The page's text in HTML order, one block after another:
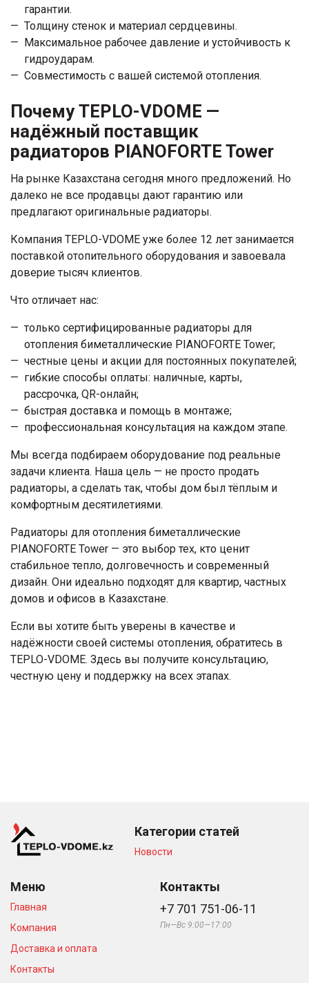
гарантии.
Толщину стенок и материал сердцевины.
Максимальное рабочее давление и устойчивость к
гидроударам.
Совместимость с вашей системой отопления.
Почему TEPLO-VDOME —
надёжный поставщик
радиаторов PIANOFORTE Tower
На рынке Казахстана сегодня много предложений. Но
далеко не все продавцы дают гарантию или
предлагают оригинальные радиаторы.
Компания TEPLO-VDOME уже более 12 лет занимается
поставкой отопительного оборудования и завоевала
доверие тысяч клиентов.
Что отличает нас:
только сертифицированные радиаторы для
отопления биметаллические PIANOFORTE Tower;
честные цены и акции для постоянных покупателей;
гибкие способы оплаты: наличные, карты,
рассрочка, QR-онлайн;
быстрая доставка и помощь в монтаже;
профессиональная консультация на каждом этапе.
Мы всегда подбираем оборудование под реальные
задачи клиента. Наша цель — не просто продать
радиаторы, а сделать так, чтобы дом был тёплым и
комфортным десятилетиями.
Радиаторы для отопления биметаллические
PIANOFORTE Tower — это выбор тех, кто ценит
стабильное тепло, долговечность и современный
дизайн. Они идеально подходят для квартир, частных
домов и офисов в Казахстане.
Если вы хотите быть уверены в качестве и
надёжности своей системы отопления, обратитесь в
TEPLO-VDOME. Здесь вы получите консультацию,
честную цену и поддержку на всех этапах.
Категории статей
Новости
Меню
Главная
Компания
Доставка и оплата
Контакты
Контакты
+7 701 751-06-11
Пн—Вс 9:00—17:00